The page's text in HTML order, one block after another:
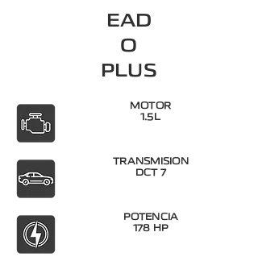
EAD
O
PLUS
MOTOR
1.5L
TRANSMISION
DCT 7
POTENCIA
178 HP